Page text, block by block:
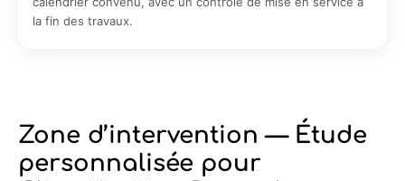
la fin des travaux.
Zone d’intervention — Étude
personnalisée pour